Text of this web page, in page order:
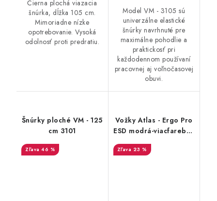
Čierna plochá viazacia
šnúrka, dĺžka 105 cm.
Mimoriadne nízke
opotrebovanie. Vysoká
odolnosť proti predratiu.
Model VM - 3105 sú
univerzálne elastické
šnúrky navrhnuté pre
maximálne pohodlie a
praktickosť pri
každodennom používaní
pracovnej aj voľnočasovej
obuvi.
Šnúrky ploché VM - 125
cm 3101
46 %
Vožky Atlas - Ergo Pro
ESD modrá-viacfarebná
47-48 71904
23 %